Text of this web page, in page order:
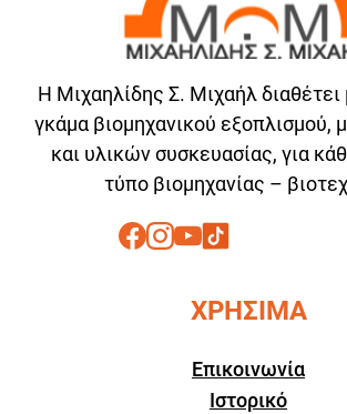
Η Μιχαηλίδης Σ. Μιχαήλ διαθέτει
γκάμα βιομηχανικού εξοπλισμού,
και υλικών συσκευασίας, για
τύπο βιομηχανίας –
ΧΡΗΣΙΜΑ
Επικοινωνία
Ιστορικό